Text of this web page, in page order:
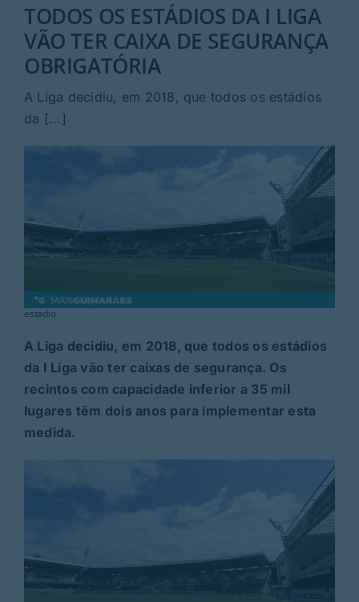
Rubricas
Jornal
For:
TODOS OS ESTÁDIOS DA I LIGA
VÃO TER CAIXA DE SEGURANÇA
OBRIGATÓRIA
A Liga decidiu, em 2018, que todos os estádios
da [...]
estadio
A Liga decidiu, em 2018, que todos os estádios
da I Liga vão ter caixas de segurança. Os
recintos com capacidade inferior a 35 mil
lugares têm dois anos para implementar esta
medida.